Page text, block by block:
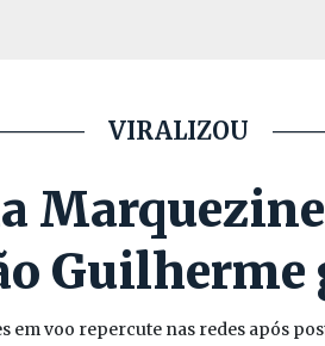
VIRALIZOU
em voo repercute nas redes após